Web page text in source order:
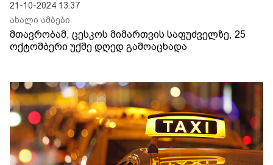
21-10-2024 13:37
ახალი ამბები
მთავრობამ, ცესკოს მიმართვის საფუძველზე, 25
ოქტომბერი უქმე დღედ გამოაცხადა